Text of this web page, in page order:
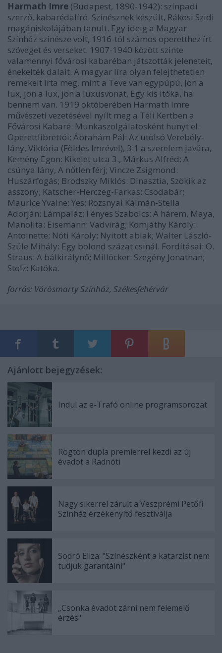
Harmath Imre (Budapest, 1890-1942): színpadi
szerző, kabarédalíró. Színésznek készült, Rákosi Szidi
magániskolájában tanult. Egy ideig a Magyar
Színház színésze volt, 1916-tól számos operetthez írt
szöveget és verseket. 1907-1940 között szinte
valamennyi fővárosi kabaréban játszották jeleneteit,
énekelték dalait. A magyar líra olyan felejthetetlen
remekeit írta meg, mint a Teve van egypúpú, Jön a
lux, jön a lux, jön a luxusvonat, Egy kis itóka, ha
bennem van. 1919 októberében Harmath Imre
művészeti vezetésével nyílt meg a Téli Kertben a
Fővárosi Kabaré. Munkaszolgálatosként hunyt el.
Operettlibrettói: Ábrahám Pál: Az utolsó Verebély-
lány, Viktória (Földes Imrével), 3:1 a szerelem javára,
Kemény Egon: Kikelet utca 3., Márkus Alfréd: A
csúnya lány, A nőtlen férj; Vincze Zsigmond:
Huszárfogás; Brodszky Miklós: Dinasztia, Szökik az
asszony; Katscher-Herczeg-Farkas: Csodabár;
Maurice Yvaine: Yes; Rozsnyai Kálmán-Stella
Adorján: Lámpaláz; Fényes Szabolcs: A hárem, Maya,
Manolita; Eisemann: Vadvirág; Komjáthy Károly:
Antoinette; Nóti Károly: Nyitott ablak; Walter László-
Szüle Mihály: Egy bolond százat csinál. Fordításai: O.
Straus: A bálkirálynő; Millöcker: Szegény Jonathan;
Stolz: Katóka.
forrás: Vörösmarty Színház, Székesfehérvár
Ajánlott bejegyzések:
Indul az e-Trafó online programsorozat
Rögtön dupla premierrel kezdi az új
évadot a Radnóti
Nagy sikerrel zárult a Veszprémi Petőfi
Színház érzékenyítő fesztiválja
Sodró Eliza: "Színészként a katarzist nem
tudjuk garantálni"
„Csonka évadot zárni nem felemelő
érzés"